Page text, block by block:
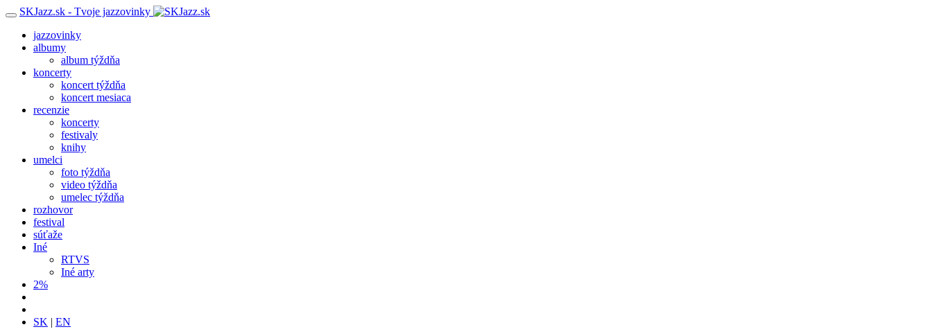
SKJazz.sk - Tvoje jazzovinky
jazzovinky
albumy
album týždňa
koncerty
koncert týždňa
koncert mesiaca
recenzie
koncerty
festivaly
knihy
umelci
foto týždňa
video týždňa
umelec týždňa
rozhovor
festival
súťaže
Iné
RTVS
Iné arty
2%
SK | EN